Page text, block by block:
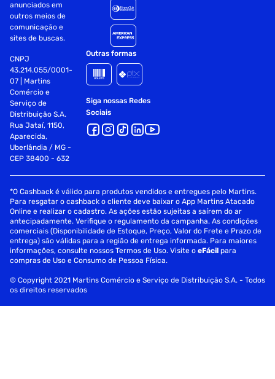
anunciados em
outros meios de
comunicação e
sites de buscas.
CNPJ
43.214.055/0001-
07 | Martins
Comércio e
Serviço de
Distribuição S.A.
Rua Jataí, 1150,
Aparecida,
Uberlândia / MG -
CEP 38400 - 632
Outras formas
Siga nossas Redes
Sociais
*O Cashback é válido para produtos vendidos e entregues pelo Martins.
Para resgatar o cashback o cliente deve baixar o App Martins Atacado
Online e realizar o cadastro. As ações estão sujeitas a saírem do ar
antecipadamente. Verifique o regulamento da campanha. As condições
comerciais (Disponibilidade de Estoque, Preço, Valor do Frete e Prazo de
entrega) são válidas para a região de entrega informada. Para maiores
informações, consulte nossos Termos de Uso. Visite oeFácil para
compras de Uso e Consumo de Pessoa Física.
© Copyright 2021 Martins Comércio e Serviço de Distribuição S.A. - Todos
os direitos reservados